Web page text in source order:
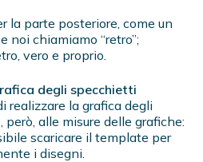
la parte posteriore, come un
noi chiamiamo “retro”;
vero e proprio.
degli specchietti
realizzare la grafica degli
alle misure delle grafiche:
scaricare il template per
i disegni.